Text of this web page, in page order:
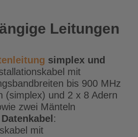
Leitungen
simplex und
mit
bis 900 MHz
(simplex) und 2 x 8 Adern
zwei Mänteln
:
mit